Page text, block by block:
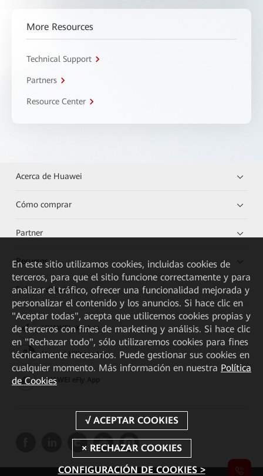
More Resources
Technical Support
Partners
Resource Center
Acerca de Huawei
Cómo comprar
Partner
Recursos
Enlaces directos
HUAWEI eKit App
Huawei HiKnow App
HUAWEI eFly App
En este sitio utilizamos cookies, incluidas cookies de
terceros, para que el sitio funcione correctamente y para
analizar el tráfico, ofrecer una funcionalidad mejorada y
personalizar el contenido y los anuncios. Si hace clic en
"Aceptar todas", acepta que utilicemos cookies propias y
de terceros con fines de marketing y análisis. Si hace clic
en "Rechazar todo", sólo utilizaremos cookies para fines
técnicamente necesarios. Puede gestionar sus cookies en
cualquier momento. Más información en nuestra Política
de Cookies
CONFIGURACIÓN DE COOKIES >